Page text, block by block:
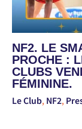
NF2. LE
PROCHE :
CLUBS
FÉMININE.
Le Club, NF2,